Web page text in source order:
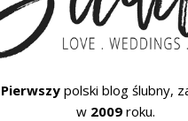
Pierwszypolski blog ślubny,
w 2009 roku.